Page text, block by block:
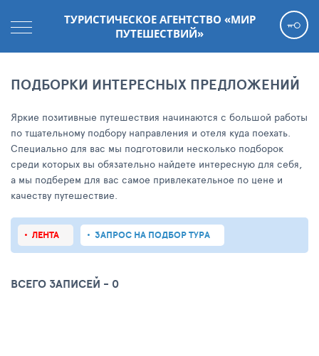
ТУРИСТИЧЕСКОЕ АГЕНТСТВО «МИР
ПУТЕШЕСТВИЙ»
ПОДБОРКИ ИНТЕРЕСНЫХ ПРЕДЛОЖЕНИЙ
Яркие позитивные путешествия начинаются с большой работы
по тщательному подбору направления и отеля куда поехать.
Специально для вас мы подготовили несколько подборок
среди которых вы обязательно найдете интересную для себя,
а мы подберем для вас самое привлекательное по цене и
качеству путешествие.
ЛЕНТА ЗАПРОС НА ПОДБОР ТУРА
ВСЕГО ЗАПИСЕЙ - 0